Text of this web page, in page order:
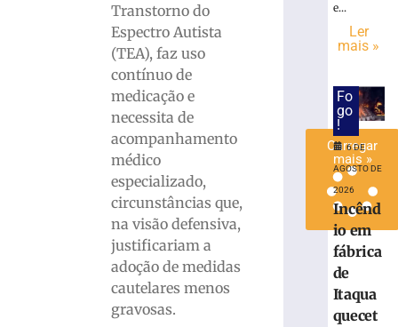
Transtorno do
Espectro Autista
(TEA), faz uso
contínuo de
medicação e
necessita de
acompanhamento
médico
especializado,
circunstâncias que,
na visão defensiva,
justificariam a
adoção de medidas
cautelares menos
gravosas.
Carregar
mais »
e...
Ler
mais »
Fo
go
!
6 DE
AGOSTO DE
2026
Incênd
io em
fábrica
de
Itaqua
quecet